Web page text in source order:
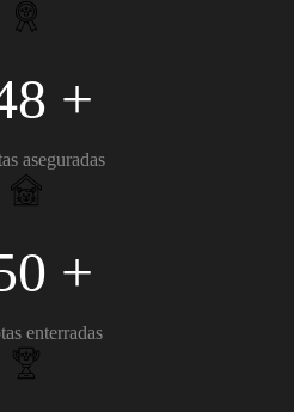
+
aseguradas
+
enterradas